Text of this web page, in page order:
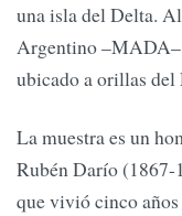
una isla del Delta.
Argentino –MADA–
ubicado a orillas
La muestra es un
Rubén Darío (1867-
que vivió cinco